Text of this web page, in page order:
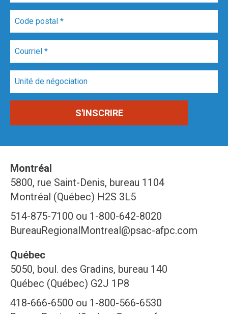
Montréal
5800, rue Saint-Denis, bureau 1104
Montréal (Québec) H2S 3L5
514-875-7100 ou 1-800-642-8020
BureauRegionalMontreal@psac-afpc.com
Québec
5050, boul. des Gradins, bureau 140
Québec (Québec) G2J 1P8
418-666-6500 ou 1-800-566-6530